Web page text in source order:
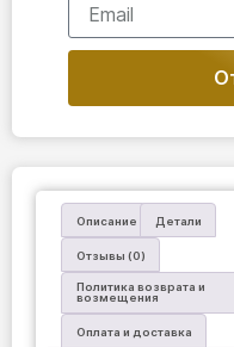
Описание Детали
Отзывы (0)
Политика возврата и
возмещения
Оплата и доставка